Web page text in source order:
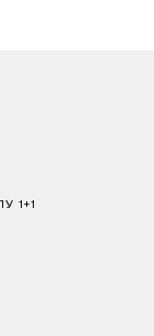
1+1